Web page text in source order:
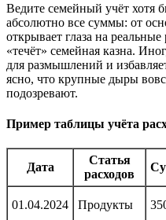
Ведите семейный учёт хотя
абсолютно все суммы: от
открывает глаза на
«течёт» семейная казна.
для размышлений и
ясно, что крупные дыры
подозревают.
Пример таблицы учёта
Дата
Статья
расходов
01.04.2024 Продукты